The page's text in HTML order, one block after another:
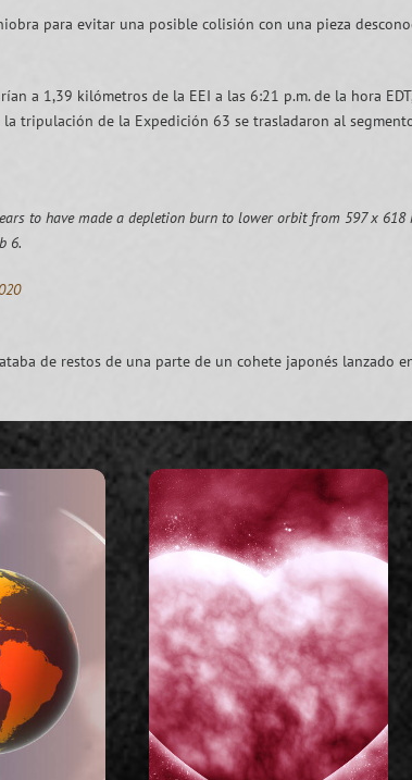
para evitar una posible colisión con una pieza
a 1,39 kilómetros de la EEI a las 6:21 p.m. de la hora
tripulación de la Expedición 63 se trasladaron al
to have made a depletion burn to lower orbit from 597 x
6.
de restos de una parte de un cohete japonés lanzado